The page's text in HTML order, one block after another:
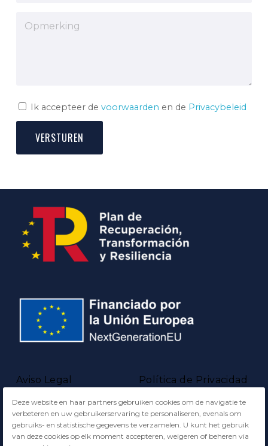
Ik accepteer de voorwaarden en de Privacybeleid
Aviso Legal Política de Privacidad
Política de Cookies
Deze website en haar partners gebruiken cookies om de navigatie te
verbeteren en uw gebruikerservaring te personaliseren, evenals om
gebruiks- en statistische gegevens te verzamelen. U kunt het gebruik
van deze cookies op elk moment accepteren, weigeren of beheren via